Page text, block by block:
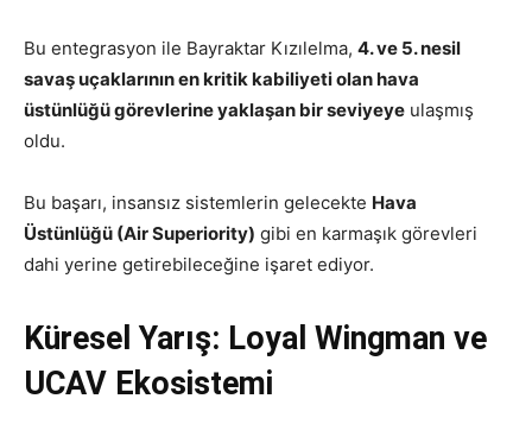
Bu entegrasyon ile Bayraktar Kızılelma, 4. ve 5. nesil
savaş uçaklarının en kritik kabiliyeti olan hava
üstünlüğü görevlerine yaklaşan bir seviyeye ulaşmış
oldu.
Bu başarı, insansız sistemlerin gelecekte Hava
Üstünlüğü (Air Superiority) gibi en karmaşık görevleri
dahi yerine getirebileceğine işaret ediyor.
Küresel Yarış: Loyal Wingman ve
UCAV Ekosistemi